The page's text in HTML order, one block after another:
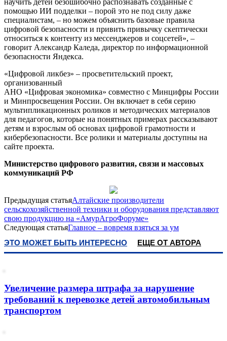
помощью ИИ подделки – порой это не под силу даже
специалистам, – но можем объяснить базовые правила
цифровой безопасности и привить привычку скептически
относиться к контенту из мессенджеров и соцсетей», –
говорит Александр Каледа, директор по информационной
безопасности Яндекса.
«Цифровой ликбез» – просветительский проект,
организованный
АНО «Цифровая экономика» совместно с Минцифры России
и Минпросвещения России. Он включает в себя серию
мультипликационных роликов и методических материалов
для педагогов, которые на понятных примерах рассказывают
детям и взрослым об основах цифровой грамотности и
кибербезопасности. Все ролики и материалы доступны на
сайте проекта.
Министерство цифрового развития, связи и массовых
коммуникаций РФ
Предыдущая статьяАлтайские производители
сельскохозяйственной техники и оборудования представляют
свою продукцию на «АмурАгроФоруме»
Следующая статьяГлавное – вовремя взяться за ум
ЭТО МОЖЕТ БЫТЬ ИНТЕРЕСНО ЕЩЕ ОТ АВТОРА
Увеличение размера штрафа за нарушение
требований к перевозке детей автомобильным
транспортом